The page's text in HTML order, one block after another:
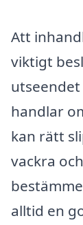
Att
viktigt
handlar
kan rätt
vackra
alltid en